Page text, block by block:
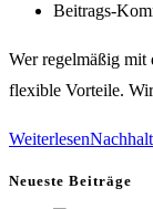
Beitrags-
Wer regelmäßig mit
flexible Vorteile.
Weiterlesen
Neueste Beiträge